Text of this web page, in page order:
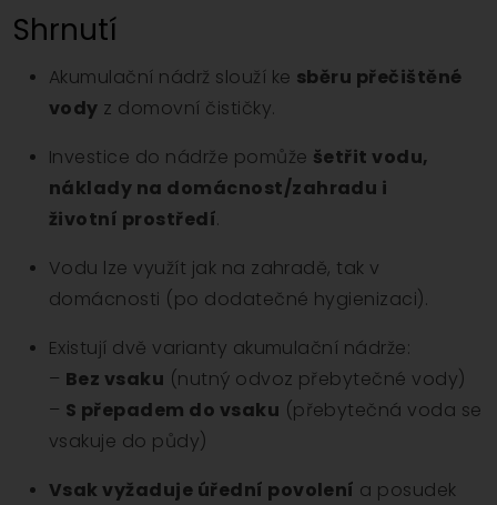
Shrnutí
Akumulační nádrž slouží ke sběru přečištěné
vody z domovní čističky.
Investice do nádrže pomůže šetřit vodu,
náklady na domácnost/zahradu i
životní prostředí.
Vodu lze využít jak na zahradě, tak v
domácnosti (po dodatečné hygienizaci).
Existují dvě varianty akumulační nádrže:
– Bez vsaku (nutný odvoz přebytečné vody)
– S přepadem do vsaku (přebytečná voda se
vsakuje do půdy)
Vsak vyžaduje úřední povolení a posudek